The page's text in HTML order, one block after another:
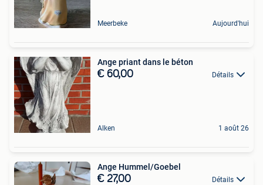
Meerbeke Aujourd'hui
Ange priant dans le béton
€ 60,00 Détails
Alken 1 août 26
Ange Hummel/Goebel
€ 27,00 Détails